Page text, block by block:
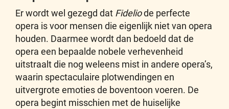
Er wordt wel gezegd dat Fideliode perfecte
opera is voor mensen die eigenlijk niet van opera
houden. Daarmee wordt dan bedoeld dat de
opera een bepaalde nobele verhevenheid
uitstraalt die nog weleens mist in andere opera’s,
waarin spectaculaire plotwendingen en
uitvergrote emoties de boventoon voeren. De
opera begint misschien met de huiselijke